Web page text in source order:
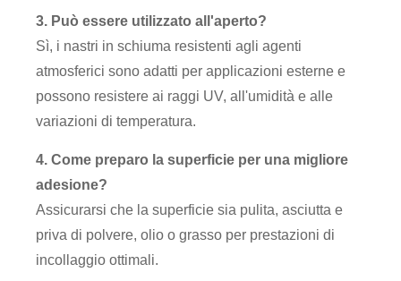
3. Può essere utilizzato all'aperto?
Sì, i nastri in schiuma resistenti agli agenti
atmosferici sono adatti per applicazioni esterne e
possono resistere ai raggi UV, all'umidità e alle
variazioni di temperatura.
4. Come preparo la superficie per una migliore
adesione?
Assicurarsi che la superficie sia pulita, asciutta e
priva di polvere, olio o grasso per prestazioni di
incollaggio ottimali.